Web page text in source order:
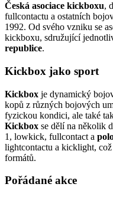
Česká asociace kickboxu,
fullcontactu a ostatních
1992. Od svého vzniku se
kickboxu, sdružující
republice.
Kickbox jako sport
Kickbox je dynamický
kopů z různých bojových
fyzickou kondici, ale také
Kickbox se dělí na několik
1, lowkick, fullcontact a
lightcontactu a kicklight,
formátů.
Pořádané akce